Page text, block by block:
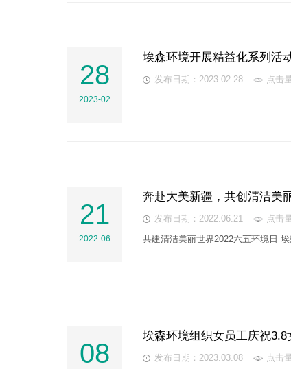
28
2023-02
埃森环境开展精益化系列活
发布日期：2023.02.28 点击
21
2022-06
奔赴大美新疆，共创清洁美
发布日期：2022.06.21
点击
共建清洁美丽世界2022六五环境日
08
埃森环境组织女员工庆祝3.8
发布日期：2023.03.08 点击